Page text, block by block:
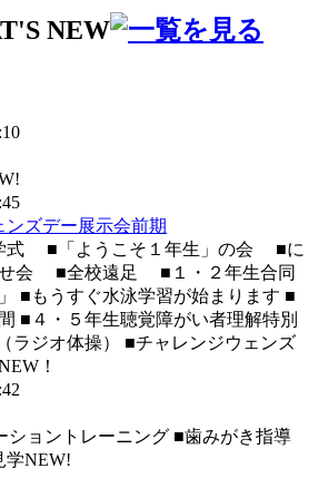
NEW
ズデー展示会前期
■「ようこそ１年生」の会 ■に
せ会 ■全校遠足 ■１・２年生合同
■もうすぐ水泳学習が始まります ■
■４・５年生聴覚障がい者理解特別
ラジオ体操） ■チャレンジウェンズ
！
ショントレーニング ■歯みがき指導
学NEW!